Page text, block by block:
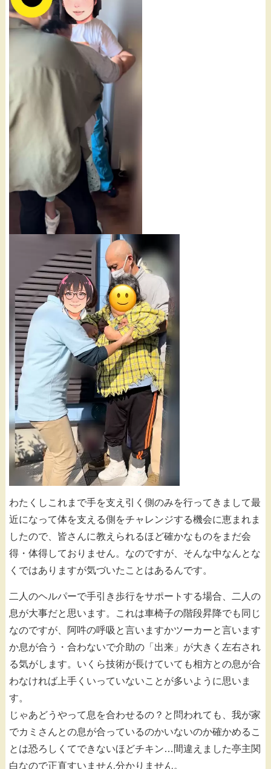
わたくしこれまで手を支え引く側のみを行ってきまして最
近になって体を支える側をチャレンジする機会に恵まれま
したので、皆さんに教えられるほど確かなものをまだ会
得・体得しておりません。なのですが、そんな中なんとな
くではありますが気づいたことはあるんです。
二人のヘルパーで手引き歩行をサポートする場合、二人の
息が大事だと思います。これは車椅子の階段昇降でも同じ
なのですが、阿吽の呼吸と言いますかツーカーと言います
か息が合う・合わないで介助の「出来」が大きく左右され
る気がします。いくら技術が長けていても相方との息が合
わなければ上手くいっていないことが多いように思いま
す。
じゃあどうやって息を合わせるの？と問われても、我が家
でカミさんとの息が合っているのかいないのか確かめるこ
とは恐ろしくてできないほどチキン…間違えました亭主関
白なので正直すいません分かりません。